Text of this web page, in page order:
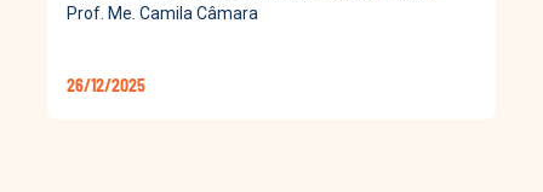
Prof. Me. Camila Câmara
26/12/2025